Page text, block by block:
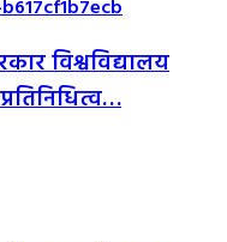
विश्वविद्यालय